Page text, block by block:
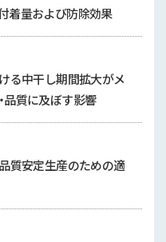
着量および防除効果
る中干し期間拡大がメ
品質に及ぼす影響
質安定生産のための適